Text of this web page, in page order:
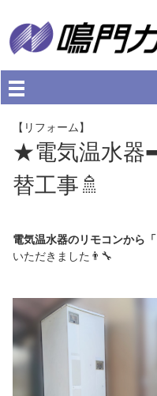
【リフォーム】
★電気温水器
替工事🚿
電気温水器のリモコンから
いただきました👨‍🔧